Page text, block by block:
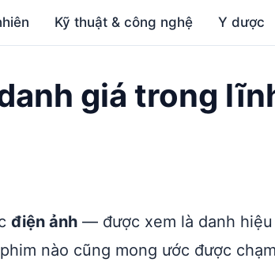
Kỹ thuật & công nghệ Y dược
giá trong
điện ảnh — được xem là danh
nào cũng mong ước được